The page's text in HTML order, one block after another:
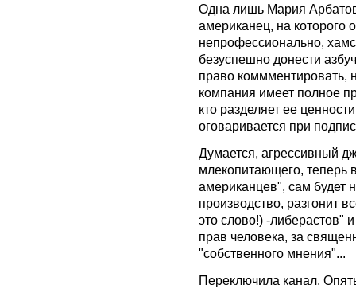
Одна лишь Мария
американец, на которого
непрофессионально,
безуспешно донести
право коммментировать,
компания имеет полное
кто разделяет ее
оговаривается при
Думается, агрессивный
млекопитающего, теперь
американцев", сам будет
производство, разгонит
это слово!) -
прав человека, за
"собственного мнения"...
Переключила канал.